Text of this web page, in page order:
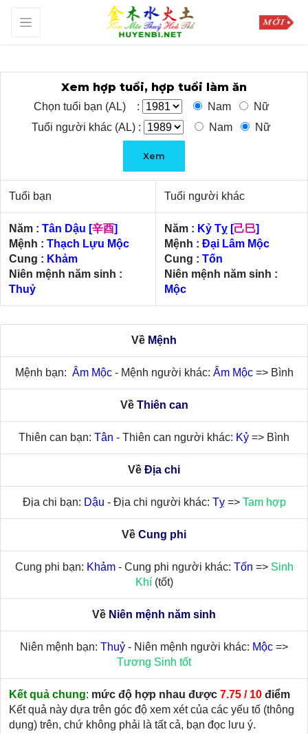
Xem hợp tuổi, hợp tuổi làm ăn
Chọn tuổi bạn (AL) : Nam
Nữ
Tuổi người khác (AL) :
Nam Nữ
Xem
Tuổi bạn Tuổi người khác
Năm : Tân Dậu [辛酉]
Mệnh : Thạch Lựu Mộc
Cung : Khảm
Niên mệnh năm sinh :
Thuỷ
Năm : Kỷ Tỵ [己巳]
Mệnh : Đại Lâm Mộc
Cung : Tốn
Niên mệnh năm sinh :
Mộc
Về Mệnh
Mệnh bạn: Âm Mộc- Mệnh người khác: Âm Mộc=> Bình
Về Thiên can
Thiên can bạn: Tân - Thiên can người khác: Kỷ => Bình
Về Địa chi
Địa chi bạn: Dậu - Địa chi người khác: Tỵ=> Tam hợp
Về Cung phi
Cung phi bạn: Khảm- Cung phi người khác: Tốn => Sinh
Khí(tốt)
Về Niên mệnh năm sinh
Niên mệnh bạn: Thuỷ - Niên mệnh người khác: Mộc =>
Tương Sinh tốt
Kết quả chung: mức độ hợp nhau được 7.75 / 10 điểm
Kết quả này dựa trên góc độ xem xét của các yếu tố (thông
dụng) trên, chứ không phải là tất cả, bạn đọc lưu ý.